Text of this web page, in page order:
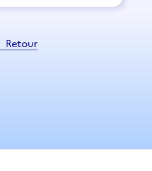
Retour